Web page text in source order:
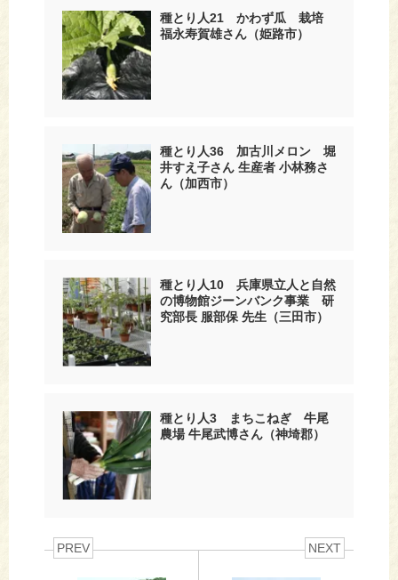
種とり人21 かわず瓜 栽培
福永寿賀雄さん（姫路市）
種とり人36 加古川メロン 堀
井すえ子さん 生産者 小林務さ
ん（加西市）
種とり人10 兵庫県立人と自然
の博物館ジーンバンク事業 研
究部長 服部保 先生（三田市）
種とり人3 まちこねぎ 牛尾
農場 牛尾武博さん（神埼郡）
PREV NEXT